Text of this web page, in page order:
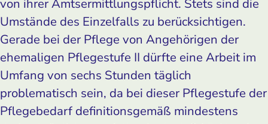
von ihrer Amtsermittlungspflicht. Stets sind die
Umstände des Einzelfalls zu berücksichtigen.
Gerade bei der Pflege von Angehörigen der
ehemaligen Pflegestufe II dürfte eine Arbeit im
Umfang von sechs Stunden täglich
problematisch sein, da bei dieser Pflegestufe der
Pflegebedarf definitionsgemäß mindestens